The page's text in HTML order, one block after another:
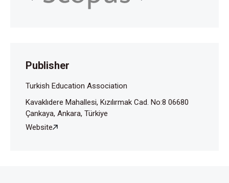
Publisher
Turkish Education Association
Kavaklıdere Mahallesi, Kızılırmak Cad. No:8 06680
Çankaya, Ankara, Türkiye
Website